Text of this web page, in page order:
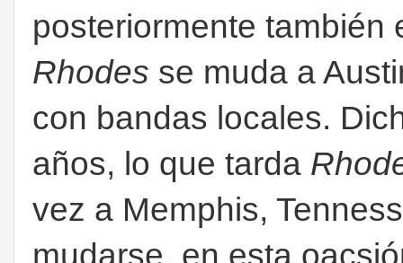
posteriormente también
Rhodes se muda a
con bandas locales.
años, lo que tarda
vez a Memphis,
mudarse, en esta